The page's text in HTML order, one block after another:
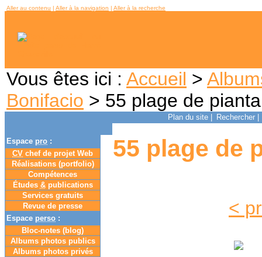
Aller au contenu | Aller à la navigation | Aller à la recherche
Vous êtes ici : Accueil >
Bonifacio > 55 plage de
Plan du site Rechercher
Espace pro :
CV chef de projet Web
Réalisations (portfolio)
Compétences
Études &publications
Services gratuits
Revue de presse
Espace perso :
Bloc-notes (blog)
Albums photos publics
Albums photos privés
55 plage de
<